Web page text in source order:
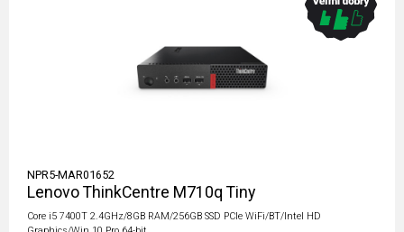
NPR5-MAR01652
Lenovo ThinkCentre M710q Tiny
Core i5 7400T 2.4GHz/8GB RAM/256GB SSD PCIe WiFi/BT/Intel HD